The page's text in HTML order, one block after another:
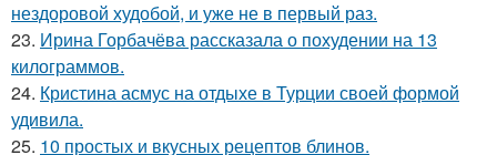
нездоровой худобой, и уже не в первый раз.
23. Ирина Горбачёва рассказала о похудении на 13
килограммов.
24. Кристина асмус на отдыхе в Турции своей формой
удивила.
25. 10 простых и вкусных рецептов блинов.